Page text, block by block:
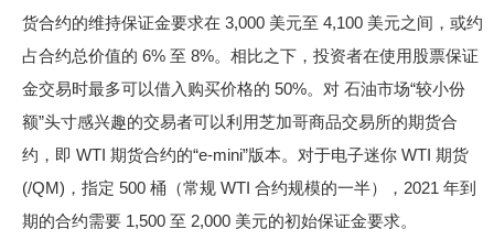
货合约的维持保证金要求在 3,000 美元至 4,100 美元之间，或约
占合约总价值的 6% 至 8%。相比之下，投资者在使用股票保证
金交易时最多可以借入购买价格的 50%。对 石油市场“较小份
额”头寸感兴趣的交易者可以利用芝加哥商品交易所的期货合
约，即 WTI 期货合约的“e-mini”版本。对于电子迷你 WTI 期货
(/QM)，指定 500 桶（常规 WTI 合约规模的一半），2021 年到
期的合约需要 1,500 至 2,000 美元的初始保证金要求。